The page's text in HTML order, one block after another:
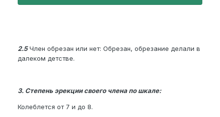
2.5Член обрезан или нет: Обрезан, обрезание делали в
далеком детстве.
3. Степень эрекции своего члена по шкале:
Колеблется от 7 и до 8.